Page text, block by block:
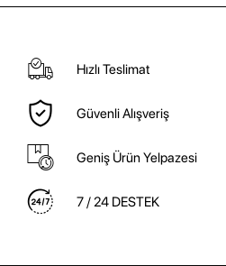
Hızlı Teslimat
Güvenli Alışveriş
Geniş Ürün Yelpazesi
7 / 24 DESTEK